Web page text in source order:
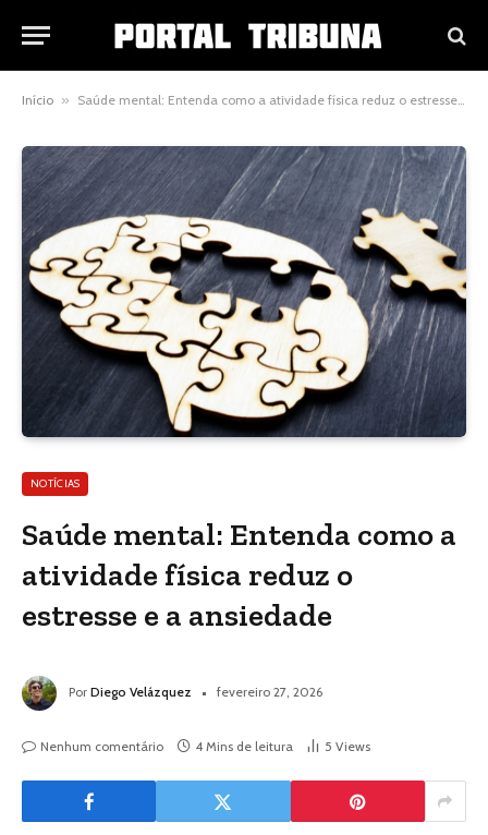
Início » Saúde mental: Entenda como a atividade física reduz o estresse e a ansiedade
NOTÍCIAS
Saúde mental: Entenda como a
atividade física reduz o
estresse e a ansiedade
Por Diego Velázquez fevereiro 27, 2026
Nenhum comentário 4 Mins de leitura 5 Views